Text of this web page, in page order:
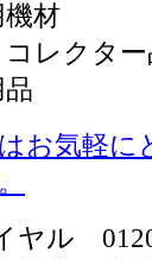
材
コレクター
品
お気軽に
ヤル